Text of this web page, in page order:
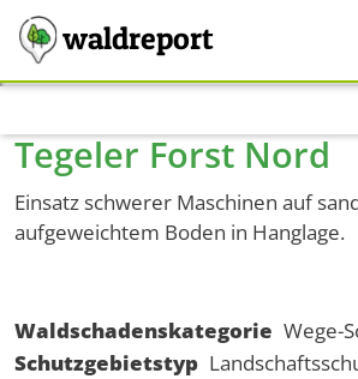
waldreport
Tegeler Forst Nord
Einsatz schwerer Maschinen auf
aufgeweichtem Boden in Hanglage.
Waldschadenskategorie Wege-
Schutzgebietstyp